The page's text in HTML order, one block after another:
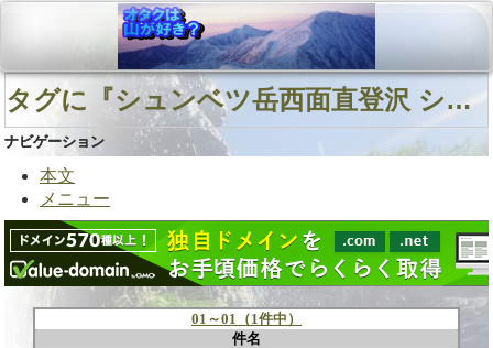
タグに『シュンベツ岳西面直登沢 シュンベツ岳 北海道中南部』を含む用語
ナビゲーション
本文
メニュー
01～01（1件中）
件名